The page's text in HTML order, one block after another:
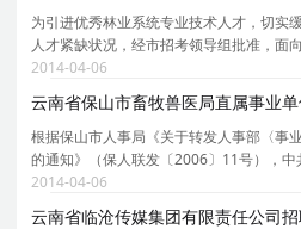
为引进优秀林业系统专业技术人才，切实
人才紧缺状况，经市招考领导组批准，面
才，现通告如下： 一、招聘对象及范围 （
享有中国公民的政治权利。 （二）拥护中
2014-04-06
根据保山市人事局《关于转发人事部〈事
的通知》（保人联发〔2006〕11号），
和社会保障厅《关于进一步规范事业单位
（云组通〔2012〕45号）以及中共保山市
2014-04-06
云南省临沧传媒集团有限责任公司